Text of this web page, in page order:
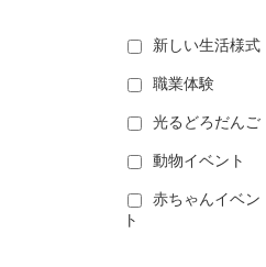
新しい生活様式
職業体験
光るどろだんご
動物イベント
赤ちゃんイベン
ト